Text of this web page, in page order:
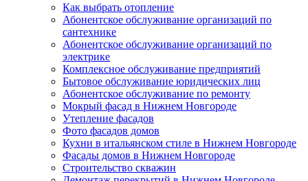
Как выбрать отопление
Абонентское обслуживание организаций по
сантехнике
Абонентское обслуживание организаций по
электрике
Комплексное обслуживание предприятий
Бытовое обслуживание юридических лиц
Абонентское обслуживание по ремонту
Мокрый фасад в Нижнем Новгороде
Утепление фасадов
Фото фасадов домов
Кухни в итальянском стиле в Нижнем Новгороде
Фасады домов в Нижнем Новгороде
Строительство скважин